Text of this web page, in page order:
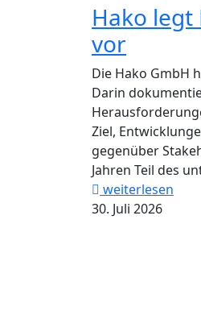
Hako
vor
Die Hako GmbH
Darin
Ziel,
gegenüber
Jahren Teil des
weiterlesen
30. Juli 2026